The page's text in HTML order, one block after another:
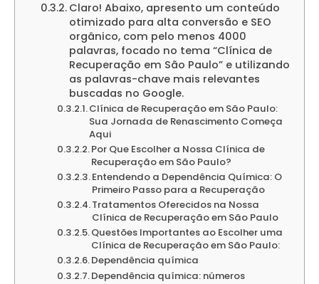
Claro! Abaixo, apresento um conteúdo
otimizado para alta conversão e SEO
orgânico, com pelo menos 4000
palavras, focado no tema “Clínica de
Recuperação em São Paulo” e utilizando
as palavras-chave mais relevantes
buscadas no Google.
Clínica de Recuperação em São Paulo:
Sua Jornada de Renascimento Começa
Aqui
Por Que Escolher a Nossa Clínica de
Recuperação em São Paulo?
Entendendo a Dependência Química: O
Primeiro Passo para a Recuperação
Tratamentos Oferecidos na Nossa
Clínica de Recuperação em São Paulo
Questões Importantes ao Escolher uma
Clínica de Recuperação em São Paulo:
Dependência química
Dependência química: números